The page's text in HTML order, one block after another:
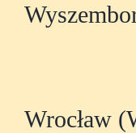
Wrocław